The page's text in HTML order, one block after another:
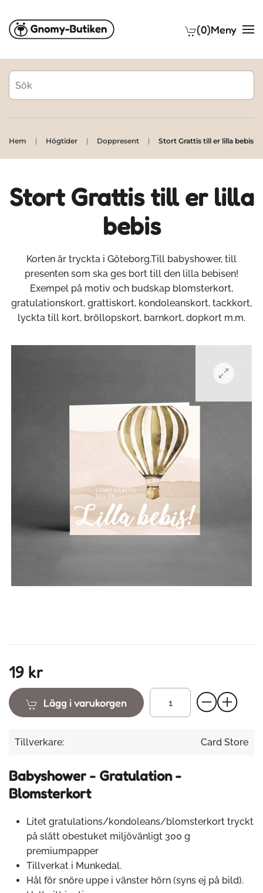
Skip to main content (0)Meny
Hem Högtider Doppresent Stort Grattis till er lilla bebis
Stort Grattis till er lilla
bebis
Korten är tryckta i Göteborg.Till babyshower, till
presenten som ska ges bort till den lilla bebisen!
Exempel på motiv och budskap blomsterkort,
gratulationskort, grattiskort, kondoleanskort, tackkort,
lyckta till kort, bröllopskort, barnkort, dopkort m.m.
19 kr
Lägg i varukorgen
Tillverkare: Card Store
Babyshower - Gratulation -
Blomsterkort
Litet gratulations/kondoleans/blomsterkort tryckt
på slätt obestuket miljövänligt 300 g
premiumpapper
Tillverkat i Munkedal.
Hål för snöre uppe i vänster hörn (syns ej på bild).